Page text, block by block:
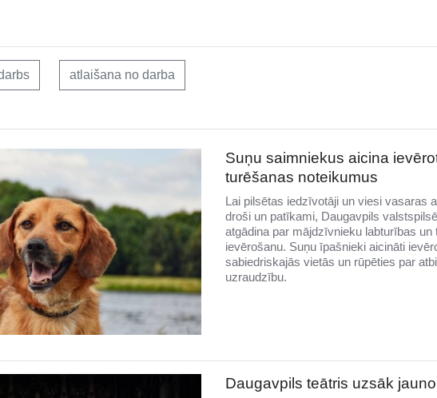
atlaišana no darba
Suņu saimniekus aicina
turēšanas noteikumus
Lai pilsētas iedzīvotāji un viesi vasaras
droši un patīkami, Daugavpils
atgādina par mājdzīvnieku labturības
ievērošanu. Suņu īpašnieki aicināti
sabiedriskajās vietās un rūpēties par
uzraudzību.
Daugavpils teātris uzsāk